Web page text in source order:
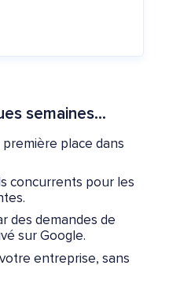
semaines...
place dans
concurrents pour les
des demandes de
sur Google.
entreprise, sans